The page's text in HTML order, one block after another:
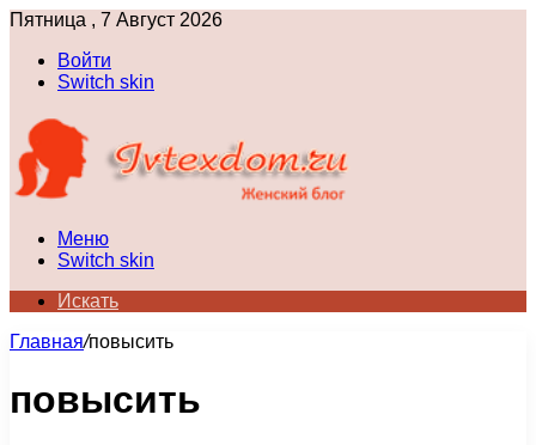
Пятница , 7 Август 2026
Войти
Switch skin
Меню
Switch skin
Искать
Главная/повысить
повысить